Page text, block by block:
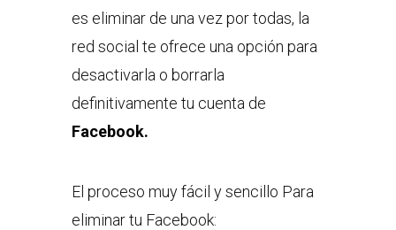
es eliminar de una vez por todas, la
red social te ofrece una opción para
desactivarla o borrarla
definitivamente tu cuenta de
Facebook.
El proceso muy fácil y sencillo Para
eliminar tu Facebook: